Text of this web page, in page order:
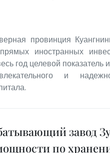
провинция
иностранных
год целевой показатель
и
завод
по